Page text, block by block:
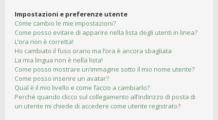
Impostazioni e preferenze utente
Come cambio le mie impostazioni?
Come posso evitare di apparire nella lista degli utenti in linea?
L’ora non è corretta!
Ho cambiato il fuso orario ma l’ora è ancora sbagliata
La mia lingua non è nella lista!
Come posso mostrare un’immagine sotto il mio nome utente?
Come posso inserire un avatar?
Qual è il mio livello e come faccio a cambiarlo?
Perché quando clicco sul collegamento all’indirizzo di posta di
un utente mi chiede di accedere come utente registrato?